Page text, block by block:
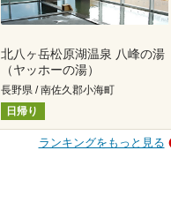
北八ヶ岳松原湖温泉 八峰の湯
（ヤッホーの湯）
長野県 / 南佐久郡小海町
日帰り
ランキングをもっと見る